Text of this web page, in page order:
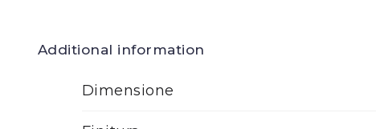
Additional information
Dimensione